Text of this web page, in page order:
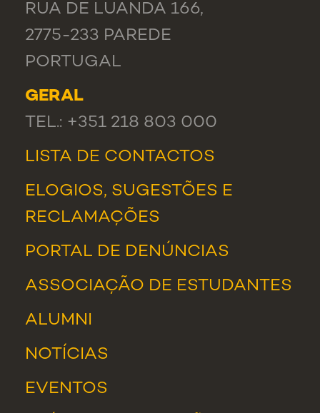
RUA DE LUANDA 166,
2775-233 PAREDE
PORTUGAL
GERAL
TEL.: +351 218 803 000
LISTA DE CONTACTOS
ELOGIOS, SUGESTÕES E
RECLAMAÇÕES
PORTAL DE DENÚNCIAS
ASSOCIAÇÃO DE ESTUDANTES
ALUMNI
NOTÍCIAS
EVENTOS